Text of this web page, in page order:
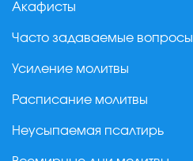
Акафисты
Часто задаваемые вопросы
Усиление молитвы
Расписание молитвы
Неусыпаемая псалтирь